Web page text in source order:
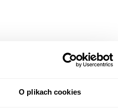
O plikach cookies